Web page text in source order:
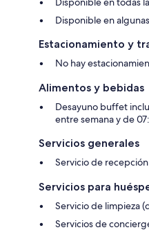
Disponible en
Estacionamiento y
No hay
Alimentos y bebidas
Desayuno buffet
entre semana y de
Servicios generales
Servicio de recepción
Servicios para
Servicio de limpieza
Servicios de